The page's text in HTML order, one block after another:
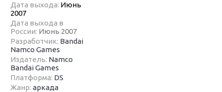
Дата выхода: Июнь
2007
Дата выхода в
России: Июнь 2007
Разработчик: Bandai
Namco Games
Издатель: Namco
Bandai Games
Платформа: DS
Жанр:аркада